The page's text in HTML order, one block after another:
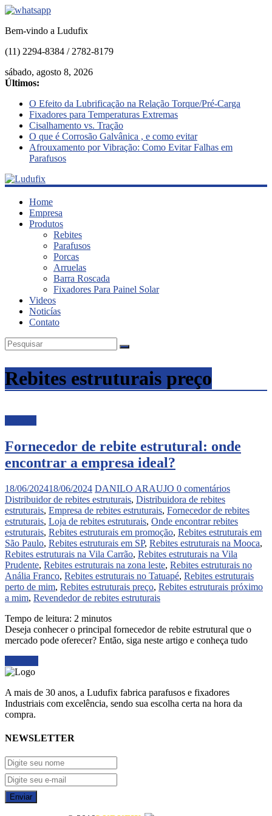
Bem-vindo a Ludufix
(11) 2294-8384 / 2782-8179
sábado, agosto 8, 2026
Últimos:
O Efeito da Lubrificação na Relação Torque/Pré-Carga
Fixadores para Temperaturas Extremas
Cisalhamento vs. Tração
O que é Corrosão Galvânica , e como evitar
Afrouxamento por Vibração: Como Evitar Falhas em
Parafusos
Ludufix
Fixadores
Home
Empresa
Produtos
Rebites
Parafusos
Porcas
Arruelas
Barra Roscada
Fixadores Para Painel Solar
Videos
Noticías
Contato
Rebites estruturais preço
Fornecedor de rebite estrutural: onde
encontrar a empresa ideal?
18/06/202418/06/2024 DANILO ARAUJO 0 comentários
Distribuidor de rebites estruturais, Distribuidora de rebites
estruturais, Empresa de rebites estruturais, Fornecedor de rebites
estruturais, Loja de rebites estruturais, Onde encontrar rebites
estruturais, Rebites estruturais em promoção, Rebites estruturais em
São Paulo, Rebites estruturais em SP, Rebites estruturais na Mooca,
Rebites estruturais na Vila Carrão, Rebites estruturais na Vila
Prudente, Rebites estruturais na zona leste, Rebites estruturais no
Anália Franco, Rebites estruturais no Tatuapé, Rebites estruturais
perto de mim, Rebites estruturais preço, Rebites estruturais próximo
a mim, Revendedor de rebites estruturais
Tempo de leitura: 2 minutos
Deseja conhecer o principal fornecedor de rebite estrutural que o
mercado pode oferecer? Então, siga neste artigo e conheça tudo
A mais de 30 anos, a Ludufix fabrica parafusos e fixadores
Industriais com excelência, sendo sua escolha certa na hora da
compra.
NEWSLETTER
Enviar